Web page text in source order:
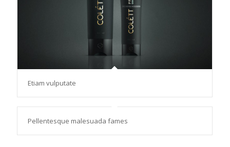
Etiam vulputate
Pellentesque malesuada fames